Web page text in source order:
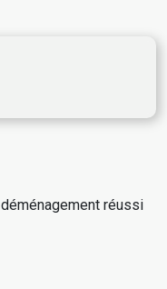
réussi